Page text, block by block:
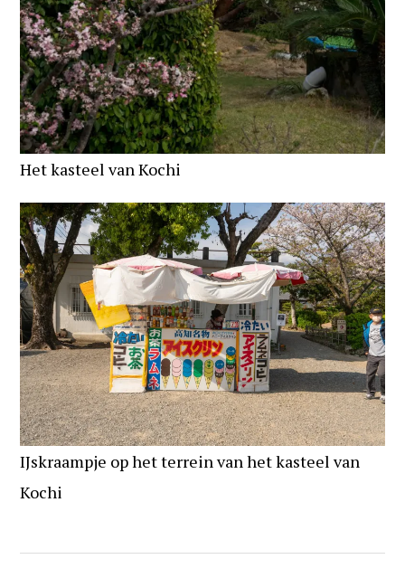
Het kasteel van Kochi
IJskraampje op het terrein van het kasteel van
Kochi